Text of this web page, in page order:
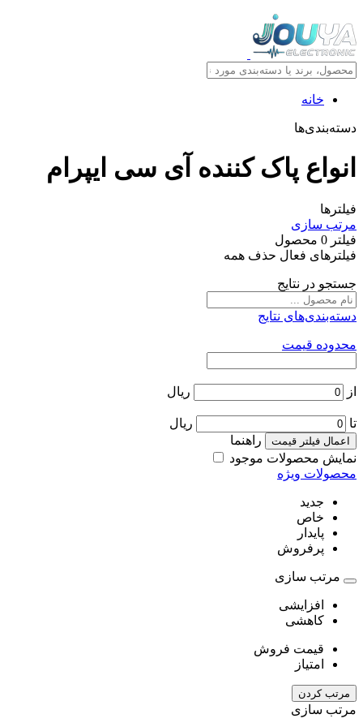
خانه
دسته‌بندی‌ها
انواع پاک کننده آی سی ایپرام
فیلترها
مرتب سازی
فیلتر 0 محصول
فیلترهای فعال حذف همه
جستجو در نتایج
دسته‌بندی‌های نتایج
محدوده قیمت
از ریال
تا ریال
اعمال فیلتر قیمت
راهنما
نمایش محصولات موجود
محصولات ویژه
جدید
خاص
پایدار
پرفروش
مرتب سازی
افزایشی
کاهشی
قیمت فروش
امتیاز
مرتب کردن
مرتب سازی